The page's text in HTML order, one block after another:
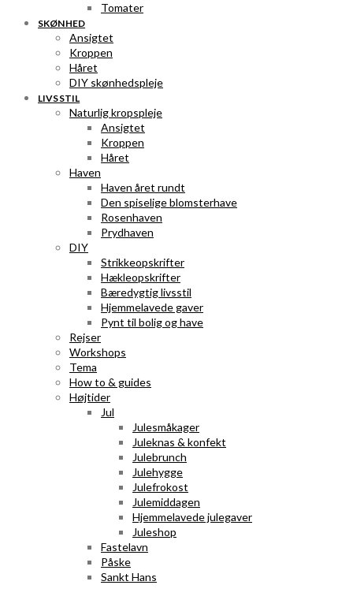
Tomater
SKØNHED
Ansigtet
Kroppen
Håret
DIY skønhedspleje
LIVSSTIL
Naturlig kropspleje
Ansigtet
Kroppen
Håret
Haven
Haven året rundt
Den spiselige blomsterhave
Rosenhaven
Prydhaven
DIY
Strikkeopskrifter
Hækleopskrifter
Bæredygtig livsstil
Hjemmelavede gaver
Pynt til bolig og have
Rejser
Workshops
Tema
How to & guides
Højtider
Jul
Julesmåkager
Juleknas & konfekt
Julebrunch
Julehygge
Julefrokost
Julemiddagen
Hjemmelavede julegaver
Juleshop
Fastelavn
Påske
Sankt Hans